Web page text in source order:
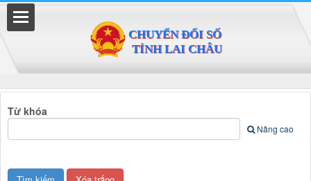
Từ khóa
Nâng cao
Đã kết nối EMC